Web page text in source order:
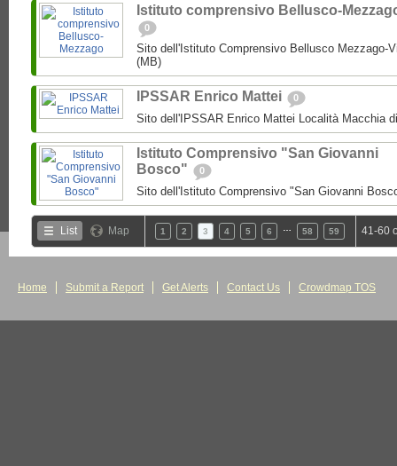
Istituto comprensivo Bellusco-
0
Sito dell'Istituto Comprensivo Bellusco Mezzago-
(MB)
IPSSAR Enrico Mattei 0
Sito dell'IPSSAR Enrico Mattei Località Macchia
Istituto Comprensivo "San Giovanni
Bosco"
0
Sito dell'Istituto Comprensivo "San Giovanni
List Map 1 2 3 4 5 6 58 59 41-60
Home Submit a Report Get Alerts Contact Us Crowdmap TOS